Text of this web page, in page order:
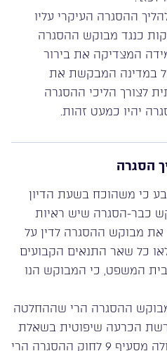
ההסגרה העיקרי עליו
כנגד מבוקש ההסגרה
המצדיקה את בירור
במדינה המבקשת את
לצורך הליכי ההסגרה
יהיו כמעט זהות.
הסגרה
קובע כי משהוכח בשעת הדיון
כבר-הסגרה שיש ראיות
את מבוקש ההסגרה לדין על
כל שאר התנאים הקבועים
המשפט, כי המבוקש הנו
מבוקש ההסגרה הרי שההחלטה
הכרעה שיפוטית בשאלת
חוזק הראיות כנגדו כפי שעולה מסעיף 9 לחוק ההסגרה הרי